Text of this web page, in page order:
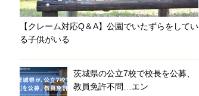
【クレーム対応Q＆A】公園でいたずらをしてい
る子供がいる
茨城県の公立7校で校長を公募、
教員免許不問…エン